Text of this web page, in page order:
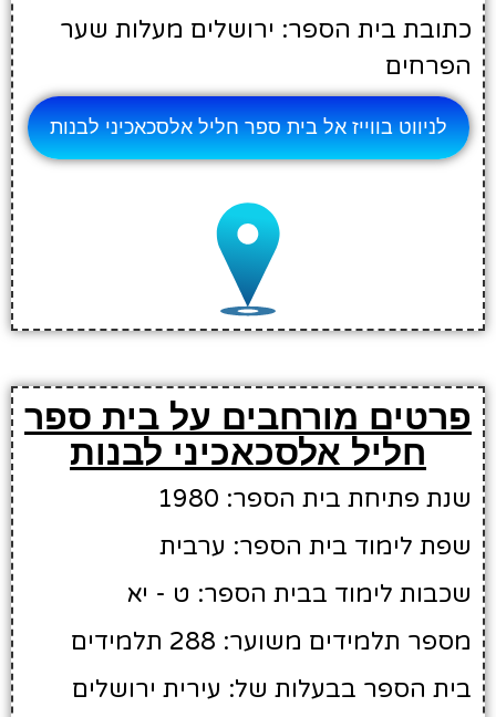
כתובת בית הספר: ירושלים מעלות שער
הפרחים
לניווט בווייז אל בית ספר חליל אלסכאכיני לבנות
פרטים מורחבים על בית ספר
חליל אלסכאכיני לבנות
שנת פתיחת בית הספר: 1980
שפת לימוד בית הספר: ערבית
שכבות לימוד בבית הספר: ט - יא
מספר תלמידים משוער: 288 תלמידים
בית הספר בבעלות של: עירית ירושלים